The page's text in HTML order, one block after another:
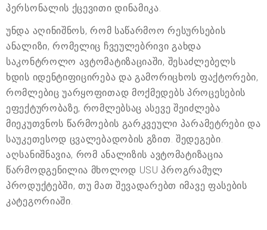
პერსონალის ქცევითი დინამიკა.
უნდა აღინიშნოს, რომ საწარმოო რესურსების
ანალიზი, რომელიც ჩვეულებრივი გახდა
საკონტროლო ავტომატიზაციაში, შესაძლებელს
ხდის იდენტიფიცირება და გამორიცხოს ფაქტორები,
რომლებიც უარყოფითად მოქმედებს პროცესების
ეფექტურობაზე, რომლებსაც ასევე შეიძლება
მიეკუთვნოს წარმოების გარკვეული პარამეტრები და
საუკეთესოდ ცვალებადობის გზით. შედეგები.
აღსანიშნავია, რომ ანალიზის ავტომატიზაცია
წარმოდგენილია მხოლოდ USU პროგრამულ
პროდუქტებში, თუ მათ შევადარებთ იმავე ფასების
კატეგორიაში.